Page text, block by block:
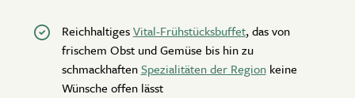
ReichhaltigesVital-Frühstücksbuffet, das von
frischem Obst und Gemüse bis hin zu
schmackhaftenSpezialitäten der Regionkeine
Wünsche offen lässt